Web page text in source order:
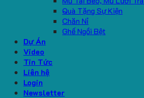
Quà Tặng Sự Kiện
Chăn Nỉ
Ghế Ngồi Bệt
Dự Án
Video
Tin Tức
Liên hệ
Login
Newsletter